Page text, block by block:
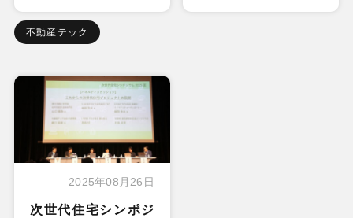
不動産テック
2025年08月26日
次世代住宅シンポジ